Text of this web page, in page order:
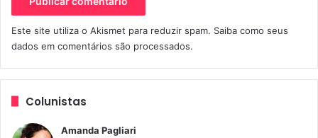
Este site utiliza o Akismet para reduzir spam. Saiba como seus
dados em comentários são processados.
Colunistas
Amanda Pagliari